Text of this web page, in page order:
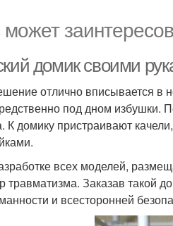
домик своими
отлично вписывается в
под дном избушки.
К домику пристраивают
всех моделей,
травматизма. Заказав такой
и всесторонней